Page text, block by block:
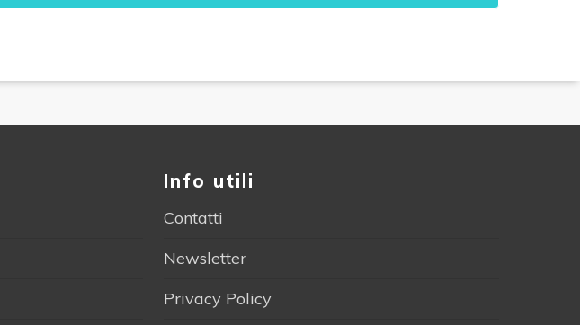
Info utili
Contatti
Newsletter
Privacy Policy